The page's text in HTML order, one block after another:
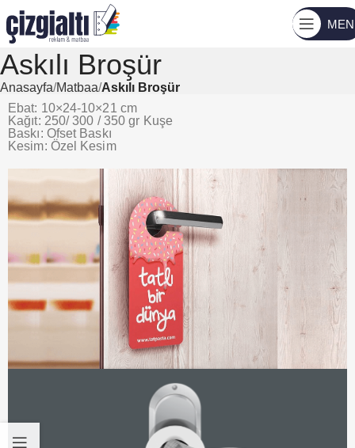
Askılı Broşür
Anasayfa Matbaa Askılı Broşür
Ebat: 10×24-10×21 cm
Kağıt: 250/ 300 / 350 gr Kuşe
Baskı: Ofset Baskı
Kesim: Özel Kesim